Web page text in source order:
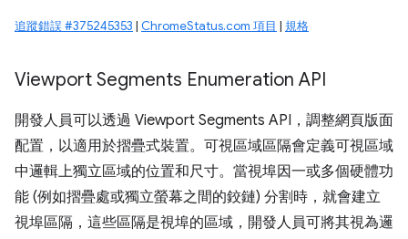
追蹤錯誤 #375245353 | ChromeStatus.com 項目 | 規格
Viewport Segments Enumeration API
開發人員可以透過 Viewport Segments API，調整網頁版面
配置，以適用於摺疊式裝置。可視區域區隔會定義可視區域
中邏輯上獨立區域的位置和尺寸。當視埠因一或多個硬體功
能 (例如摺疊處或獨立螢幕之間的鉸鏈) 分割時，就會建立
視埠區隔，這些區隔是視埠的區域，開發人員可將其視為邏